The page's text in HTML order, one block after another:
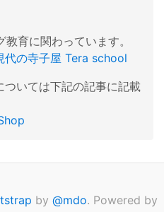
育に関わっています。
代の寺子屋 Tera school
いては下記の記事に記載
by @mdo. Powered by